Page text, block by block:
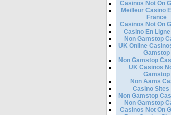
Casinos Not On
Meilleur Casino
France
Casinos Not On
Casino En
Non Gamstop
UK Online
Gamstop
Non Gamstop
UK Casinos
Gamstop
Non Aams
Casino Sites
Non Gamstop
Non Gamstop
Casinos Not On